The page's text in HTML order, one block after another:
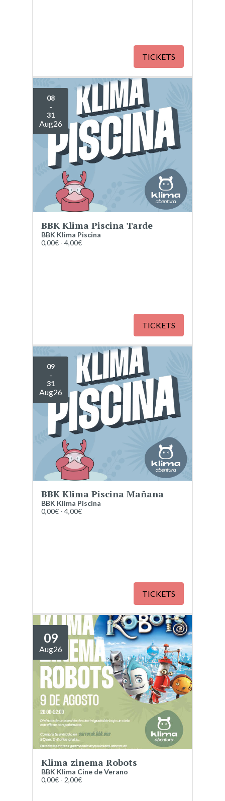
TICKETS
08
-
31
Aug26
BBK Klima Piscina Tarde
BBK Klima Piscina
0,00€ - 4,00€
TICKETS
09
-
31
Aug26
BBK Klima Piscina Mañana
BBK Klima Piscina
0,00€ - 4,00€
TICKETS
09
Aug26
Klima zinema Robots
BBK Klima Cine de Verano
0,00€ - 2,00€